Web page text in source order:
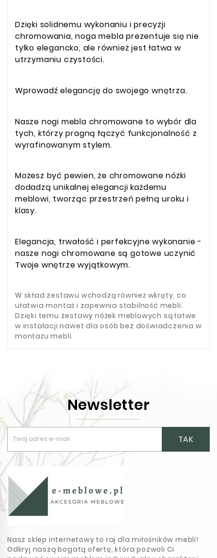
Dzięki solidnemu wykonaniu i precyzji
chromowania, noga mebla prezentuje się nie
tylko elegancko, ale również jest łatwa w
utrzymaniu czystości.
Wprowadź elegancję do swojego wnętrza.
Nasze nogi mebla chromowane to wybór dla
tych, którzy pragną łączyć funkcjonalność z
wyrafinowanym stylem.
Możesz być pewien, że chromowane nóżki
dodadzą unikalnej elegancji każdemu
meblowi, tworząc przestrzeń pełną uroku i
klasy.
Elegancja, trwałość i perfekcyjne wykonanie -
nasze nogi chromowane są gotowe uczynić
Twoje wnętrze wyjątkowym.
W skład zestawu wchodzą również wkręty, co
ułatwia montaż i zapewnia stabilność mebli.
Dzięki temu zestawy nóżek meblowych są łatwe
w instalacji nawet dla osób bez doświadczenia w
montażu mebli.
Newsletter
TAK
Nasz sklep internetowy to raj dla miłośników mebli!
Odkryj naszą bogatą ofertę, która pozwoli Ci